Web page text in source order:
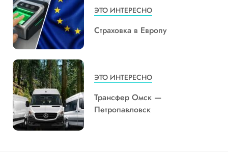
ЭТО ИНТЕРЕСНО
Страховка в Европу
ЭТО ИНТЕРЕСНО
Трансфер Омск —
Петропавловск